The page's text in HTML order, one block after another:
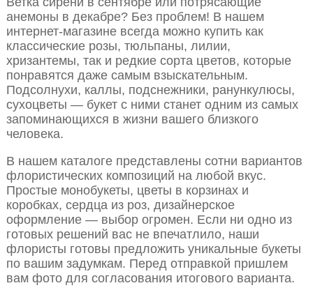
анемоны в декабре? Без проблем! В нашем
интернет-магазине всегда можно купить как
классические розы, тюльпаны, лилии,
хризантемы, так и редкие сорта цветов, которые
понравятся даже самым взыскательным.
Подсолнухи, каллы, подснежники, ранункулюсы,
сухоцветы — букет с ними станет одним из самых
запоминающихся в жизни вашего близкого
человека.
В нашем каталоге представлены сотни вариантов
флористических композиций на любой вкус.
Простые монобукеты, цветы в корзинах и
коробках, сердца из роз, дизайнерское
оформление — выбор огромен. Если ни одно из
готовых решений вас не впечатлило, наши
флористы готовы предложить уникальные букеты
по вашим задумкам. Перед отправкой пришлем
вам фото для согласования итогового варианта.